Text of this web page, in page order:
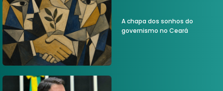
A chapa dos sonhos do
governismo no Ceará